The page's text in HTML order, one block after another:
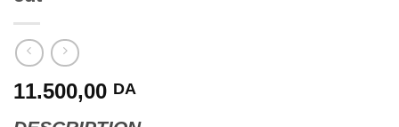
11.500,00 DA